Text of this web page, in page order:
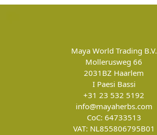
Maya World Trading B.V.
Mollerusweg 66
2031BZ Haarlem
I Paesi Bassi
+31 23 532 5192
info@mayaherbs.com
CoC: 64733513
VAT: NL855806795B01